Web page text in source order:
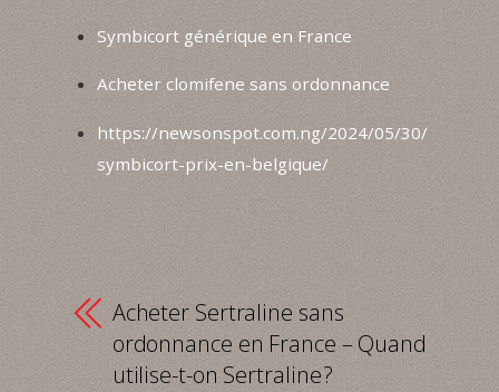
Symbicort générique en France
Acheter clomifene sans ordonnance
https://newsonspot.com.ng/2024/05/30/
symbicort-prix-en-belgique/
Acheter Sertraline sans
ordonnance en France – Quand
utilise-t-on Sertraline ?